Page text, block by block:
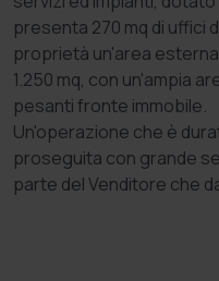
presenta 270 mq di uffici
proprietà un'area
1.250 mq, con un'ampia
pesanti fronte immobile.
Un'operazione che è
proseguita con grande
parte del Venditore che